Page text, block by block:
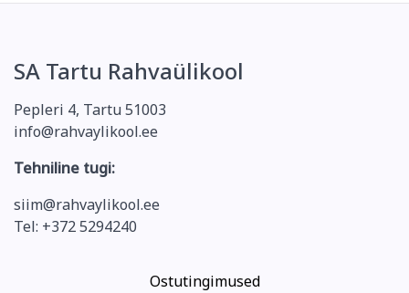
SA Tartu Rahvaülikool
Pepleri 4, Tartu 51003
info@rahvaylikool.ee
Tehniline tugi:
siim@rahvaylikool.ee
Tel: +372 5294240
Ostutingimused